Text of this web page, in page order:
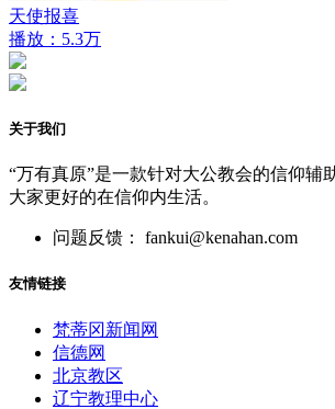
天使报喜
播放：5.3万
关于我们
“万有真原”是一款针对大公教会的信仰辅
大家更好的在信仰内生活。
问题反馈： fankui@kenahan.com
友情链接
梵蒂冈新闻网
信德网
北京教区
辽宁教理中心